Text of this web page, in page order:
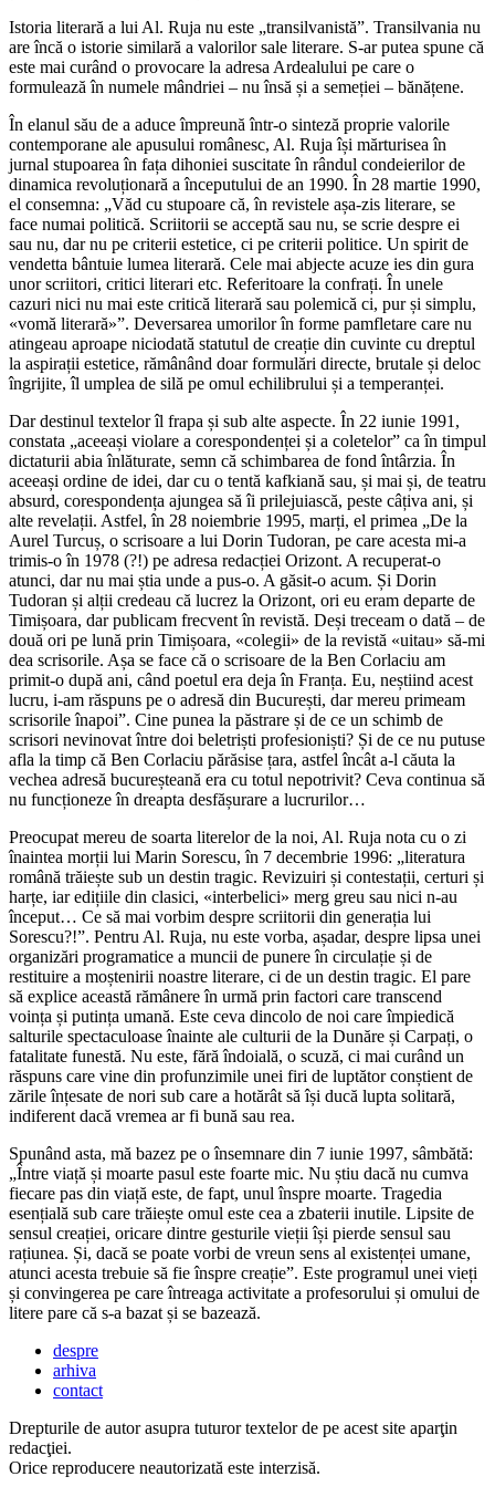
Istoria literară a lui Al. Ruja nu este „transilvanistă”. Transilvania nu
are încă o istorie similară a valorilor sale literare. S-ar putea spune că
este mai curând o provocare la adresa Ardealului pe care o
formulează în numele mândriei – nu însă și a semeției – bănățene.
În elanul său de a aduce împreună într-o sinteză proprie valorile
contemporane ale apusului românesc, Al. Ruja își mărturisea în
jurnal stupoarea în fața dihoniei suscitate în rândul condeierilor de
dinamica revoluționară a începutului de an 1990. În 28 martie 1990,
el consemna: „Văd cu stupoare că, în revistele așa-zis literare, se
face numai politică. Scriitorii se acceptă sau nu, se scrie despre ei
sau nu, dar nu pe criterii estetice, ci pe criterii politice. Un spirit de
vendetta bântuie lumea literară. Cele mai abjecte acuze ies din gura
unor scriitori, critici literari etc. Referitoare la confrați. În unele
cazuri nici nu mai este critică literară sau polemică ci, pur și simplu,
«vomă literară»”. Deversarea umorilor în forme pamfletare care nu
atingeau aproape niciodată statutul de creație din cuvinte cu dreptul
la aspirații estetice, rămânând doar formulări directe, brutale și deloc
îngrijite, îl umplea de silă pe omul echilibrului și a temperanței.
Dar destinul textelor îl frapa și sub alte aspecte. În 22 iunie 1991,
constata „aceeași violare a corespondenței și a coletelor” ca în timpul
dictaturii abia înlăturate, semn că schimbarea de fond întârzia. În
aceeași ordine de idei, dar cu o tentă kafkiană sau, și mai și, de teatru
absurd, corespondența ajungea să îi prilejuiască, peste câțiva ani, și
alte revelații. Astfel, în 28 noiembrie 1995, marți, el primea „De la
Aurel Turcuș, o scrisoare a lui Dorin Tudoran, pe care acesta mi-a
trimis-o în 1978 (?!) pe adresa redacției Orizont. A recuperat-o
atunci, dar nu mai știa unde a pus-o. A găsit-o acum. Și Dorin
Tudoran și alții credeau că lucrez la Orizont, ori eu eram departe de
Timișoara, dar publicam frecvent în revistă. Deși treceam o dată – de
două ori pe lună prin Timișoara, «colegii» de la revistă «uitau» să-mi
dea scrisorile. Așa se face că o scrisoare de la Ben Corlaciu am
primit-o după ani, când poetul era deja în Franța. Eu, neștiind acest
lucru, i-am răspuns pe o adresă din București, dar mereu primeam
scrisorile înapoi”. Cine punea la păstrare și de ce un schimb de
scrisori nevinovat între doi beletriști profesioniști? Și de ce nu putuse
afla la timp că Ben Corlaciu părăsise țara, astfel încât a-l căuta la
vechea adresă bucureșteană era cu totul nepotrivit? Ceva continua să
nu funcționeze în dreapta desfășurare a lucrurilor…
Preocupat mereu de soarta literelor de la noi, Al. Ruja nota cu o zi
înaintea morții lui Marin Sorescu, în 7 decembrie 1996: „literatura
română trăiește sub un destin tragic. Revizuiri și contestații, certuri și
harțe, iar edițiile din clasici, «interbelici» merg greu sau nici n-au
început… Ce să mai vorbim despre scriitorii din generația lui
Sorescu?!”. Pentru Al. Ruja, nu este vorba, așadar, despre lipsa unei
organizări programatice a muncii de punere în circulație și de
restituire a moștenirii noastre literare, ci de un destin tragic. El pare
să explice această rămânere în urmă prin factori care transcend
voința și putința umană. Este ceva dincolo de noi care împiedică
salturile spectaculoase înainte ale culturii de la Dunăre și Carpați, o
fatalitate funestă. Nu este, fără îndoială, o scuză, ci mai curând un
răspuns care vine din profunzimile unei firi de luptător conștient de
zările înțesate de nori sub care a hotărât să își ducă lupta solitară,
indiferent dacă vremea ar fi bună sau rea.
Spunând asta, mă bazez pe o însemnare din 7 iunie 1997, sâmbătă:
„Între viață și moarte pasul este foarte mic. Nu știu dacă nu cumva
fiecare pas din viață este, de fapt, unul înspre moarte. Tragedia
esențială sub care trăiește omul este cea a zbaterii inutile. Lipsite de
sensul creației, oricare dintre gesturile vieții își pierde sensul sau
rațiunea. Și, dacă se poate vorbi de vreun sens al existenței umane,
atunci acesta trebuie să fie înspre creație”. Este programul unei vieți
și convingerea pe care întreaga activitate a profesorului și omului de
litere pare că s-a bazat și se bazează.
despre
arhiva
contact
Drepturile de autor asupra tuturor textelor de pe acest site aparţin
redacţiei.
Orice reproducere neautorizată este interzisă.